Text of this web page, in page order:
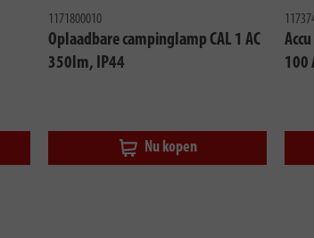
1171800010
Oplaadbare campinglamp CAL 1 AC
350lm, IP44
Nu kopen
100